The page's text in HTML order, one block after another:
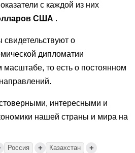
с каждой из них
США .
о
дипломатии
масштабе, то есть о постоянном
интересными и
нашей страны и мира на
Россия + Казахстан +